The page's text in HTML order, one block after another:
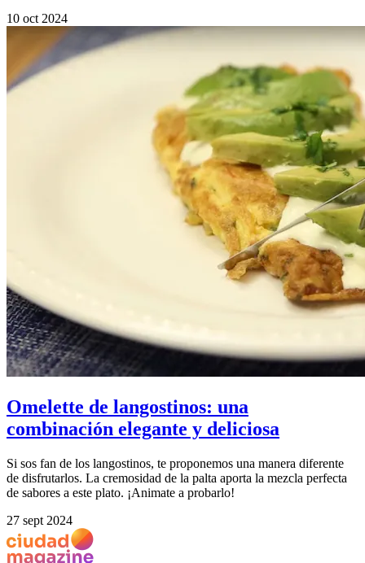
10 oct 2024
Omelette de langostinos: una
combinación elegante y deliciosa
Si sos fan de los langostinos, te proponemos una manera diferente
de disfrutarlos. La cremosidad de la palta aporta la mezcla perfecta
de sabores a este plato. ¡Animate a probarlo!
27 sept 2024